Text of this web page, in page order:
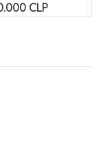
CLP